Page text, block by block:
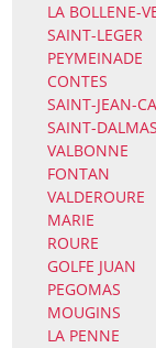
LA BOLLENE-
SAINT-LEGER
PEYMEINADE
CONTES
SAINT-JEAN-
SAINT-
VALBONNE
FONTAN
VALDEROURE
MARIE
ROURE
GOLFE JUAN
PEGOMAS
MOUGINS
LA PENNE